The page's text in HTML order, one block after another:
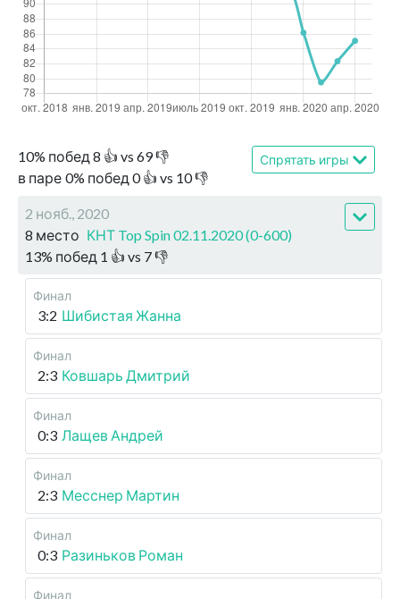
10% побед 8 👍 vs 69👎
в паре 0% побед 0👍 vs 10👎
Спрятать игры
2 нояб., 2020
8 место КНТ Top Spin 02.11.2020 (0-600)
13% побед 1 👍 vs 7👎
Финал
3:2 Шибистая Жанна
Финал
2:3 Ковшарь Дмитрий
Финал
0:3 Лащев Андрей
Финал
2:3 Месснер Мартин
Финал
0:3 Разиньков Роман
Финал